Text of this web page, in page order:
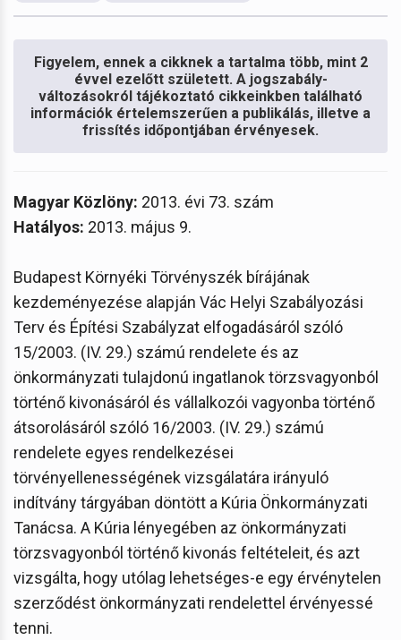
Figyelem, ennek a cikknek a tartalma több, mint 2
évvel ezelőtt született. A jogszabály-
változásokról tájékoztató cikkeinkben található
információk értelemszerűen a publikálás, illetve a
frissítés időpontjában érvényesek.
Magyar Közlöny: 2013. évi 73. szám
Hatályos: 2013. május 9.
Budapest Környéki Törvényszék bírájának
kezdeményezése alapján Vác Helyi Szabályozási
Terv és Építési Szabályzat elfogadásáról szóló
15/2003. (IV. 29.) számú rendelete és az
önkormányzati tulajdonú ingatlanok törzsvagyonból
történő kivonásáról és vállalkozói vagyonba történő
átsorolásáról szóló 16/2003. (IV. 29.) számú
rendelete egyes rendelkezései
törvényellenességének vizsgálatára irányuló
indítvány tárgyában döntött a Kúria Önkormányzati
Tanácsa. A Kúria lényegében az önkormányzati
törzsvagyonból történő kivonás feltételeit, és azt
vizsgálta, hogy utólag lehetséges-e egy érvénytelen
szerződést önkormányzati rendelettel érvényessé
tenni.